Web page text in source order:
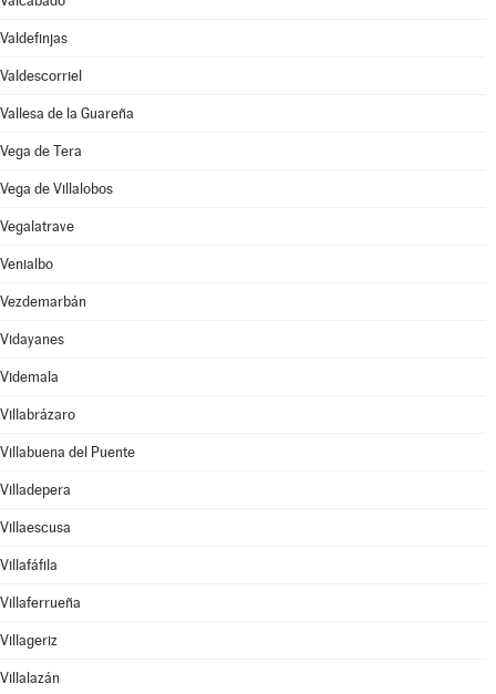
Valdefinjas
Valdescorriel
Vallesa de la Guareña
Vega de Tera
Vega de Villalobos
Vegalatrave
Venialbo
Vezdemarbán
Vidayanes
Videmala
Villabrázaro
Villabuena del Puente
Villadepera
Villaescusa
Villafáfila
Villaferrueña
Villageriz
Villalazán